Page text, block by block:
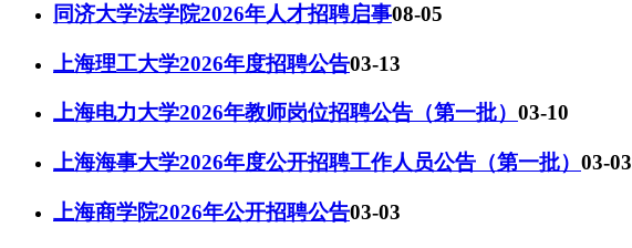
同济大学法学院2026年人才招聘启事08-05
上海理工大学2026年度招聘公告03-13
上海电力大学2026年教师岗位招聘公告（第一批） 03-10
上海海事大学2026年度公开招聘工作人员公告（第一批） 03-03
上海商学院2026年公开招聘公告03-03